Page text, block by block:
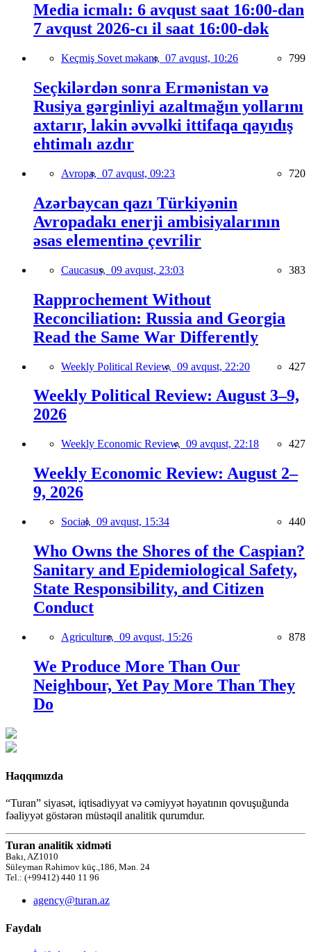
Media icmalı: 6 avqust saat 16:00-dan
7 avqust 2026-cı il saat 16:00-dək
Keçmiş Sovet məkanı, 07 avqust, 10:26 799
Seçkilərdən sonra Ermənistan və
Rusiya gərginliyi azaltmağın yollarını
axtarır, lakin əvvəlki ittifaqa qayıdış
ehtimalı azdır
Avropa, 07 avqust, 09:23 720
Azərbaycan qazı Türkiyənin
Avropadakı enerji ambisiyalarının
əsas elementinə çevrilir
Caucasus, 09 avqust, 23:03 383
Rapprochement Without
Reconciliation: Russia and Georgia
Read the Same War Differently
Weekly Political Review, 09 avqust, 22:20 427
Weekly Political Review: August 3–9,
2026
Weekly Economic Review, 09 avqust, 22:18 427
Weekly Economic Review: August 2–
9, 2026
Social, 09 avqust, 15:34 440
Who Owns the Shores of the Caspian?
Sanitary and Epidemiological Safety,
State Responsibility, and Citizen
Conduct
Agriculture, 09 avqust, 15:26 878
We Produce More Than Our
Neighbour, Yet Pay More Than They
Do
Haqqımızda
“Turan” siyasət, iqtisadiyyat və cəmiyyət həyatının qovuşuğunda
fəaliyyət göstərən müstəqil analitik qurumdur.
Turan analitik xidməti
Bakı, AZ1010
Süleyman Rəhimov küç.,186, Mən. 24
Tel.: (+99412) 440 11 96
agency@turan.az
Faydalı